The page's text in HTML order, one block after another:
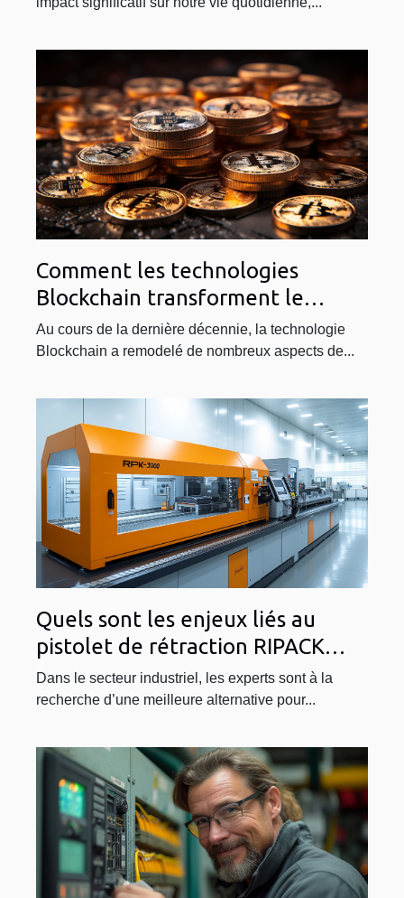
Comment les technologies
Blockchain transforment le
marché des crypto-monnaies en
2023
Au cours de la dernière décennie, la technologie
Blockchain a remodelé de nombreux aspects de...
Quels sont les enjeux liés au
pistolet de rétraction RIPACK
3000 dans le secteur industriel ?
Dans le secteur industriel, les experts sont à la
recherche d’une meilleure alternative pour...